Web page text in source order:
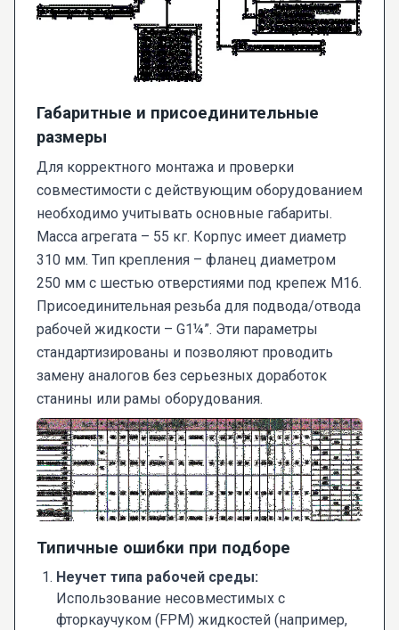
Габаритные и присоединительные
размеры
Для корректного монтажа и проверки
совместимости с действующим оборудованием
необходимо учитывать основные габариты.
Масса агрегата – 55 кг. Корпус имеет диаметр
310 мм. Тип крепления – фланец диаметром
250 мм с шестью отверстиями под крепеж М16.
Присоединительная резьба для подвода/отвода
рабочей жидкости – G1¼”. Эти параметры
стандартизированы и позволяют проводить
замену аналогов без серьезных доработок
станины или рамы оборудования.
Типичные ошибки при подборе
Неучет типа рабочей среды:
Использование несовместимых с
фторкаучуком (FPM) жидкостей (например,